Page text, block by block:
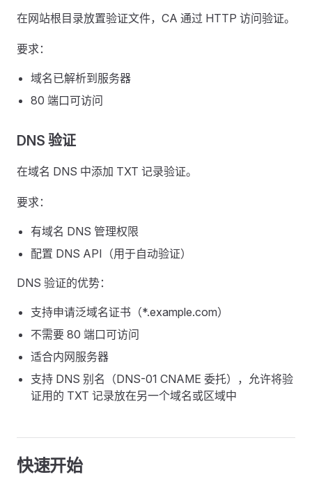
在网站根目录放置验证文件，CA 通过 HTTP 访问验证。
要求：
域名已解析到服务器
80 端口可访问
DNS 验证
在域名 DNS 中添加 TXT 记录验证。
要求：
有域名 DNS 管理权限
配置 DNS API（用于自动验证）
DNS 验证的优势：
支持申请泛域名证书（*.example.com）
不需要 80 端口可访问
适合内网服务器
支持 DNS 别名（DNS-01 CNAME 委托），允许将验
证用的 TXT 记录放在另一个域名或区域中
快速开始